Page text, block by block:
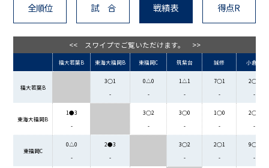
全順位 試 合 戦績表 得点R
<< スワイプでご覧いただけます。 >>
福大若葉B 東海大福岡B 東福岡C 筑紫台 誠修 小倉東
福大若葉B
3○1
-
0△0
-
1△1
-
7○1
-
2○0
-
東海大福岡B
1●3
-
3○2
-
3○0
-
1○0
-
2○1
-
東福岡C
0△0
-
2●3
-
3○2
-
2○1
-
9○2
-